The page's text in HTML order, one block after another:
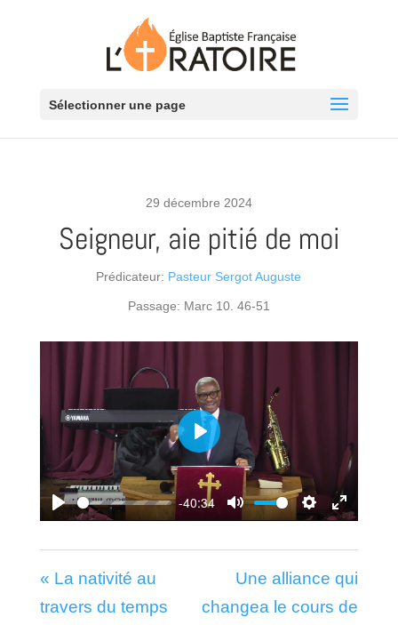
Sélectionner une page
29 décembre 2024
Seigneur, aie pitié de moi
Prédicateur: Pasteur Sergot Auguste
Passage: Marc 10. 46-51
Play
-40:34
Mute Settings
Enter
Play
« La nativité au
travers du temps
Une alliance qui
changea le cours de